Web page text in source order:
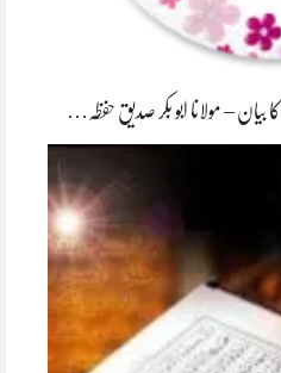
– مولانا ابو بکر صدیق حفظہ…